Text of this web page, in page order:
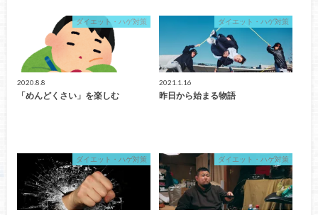
ダイエット・ハゲ対策
2020.8.8
「めんどくさい」を楽しむ
ダイエット・ハゲ対策
2021.1.16
昨日から始まる物語
ダイエット・ハゲ対策 ダイエット・ハゲ対策